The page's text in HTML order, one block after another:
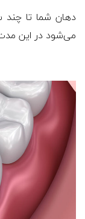
دهان شما تا
می‌شود در این